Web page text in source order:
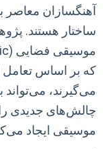
آهنگسازان معاصر
که بر اساس
می‌گیرند، می‌تواند
چالش‌های جدیدی
موسیقی ایجاد